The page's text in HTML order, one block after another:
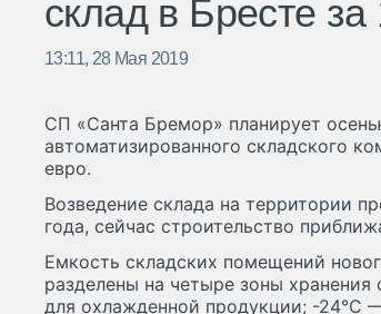
склад в Бресте
13:11, 28 Мая 2019
СП «Санта Бремор» планирует
автоматизированного складского
евро.
Возведение склада на территории
года, сейчас строительство
Емкость складских помещений
разделены на четыре зоны
для охлажденной продукции; -24°С